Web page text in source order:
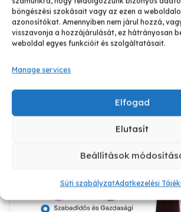
böngészési szokásait vagy az ezen a
azonosítókat. Amennyiben nem járul hozzá,
visszavonja a hozzájárulását, ez hátrányosan
weboldal egyes funkcióit és szolgáltatásait.
Manage services
Elfogad
Elutasít
Beállítások
Süti szabályzatAdatkezelési